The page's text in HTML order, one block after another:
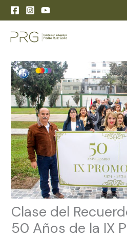
Skip
content
Clase del
50 Años de la IX